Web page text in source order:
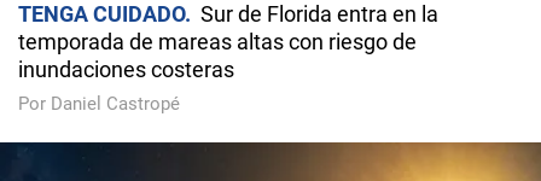
TENGA CUIDADO
Sur de Florida entra en la
temporada de mareas altas con riesgo de
inundaciones costeras
Por Daniel Castropé